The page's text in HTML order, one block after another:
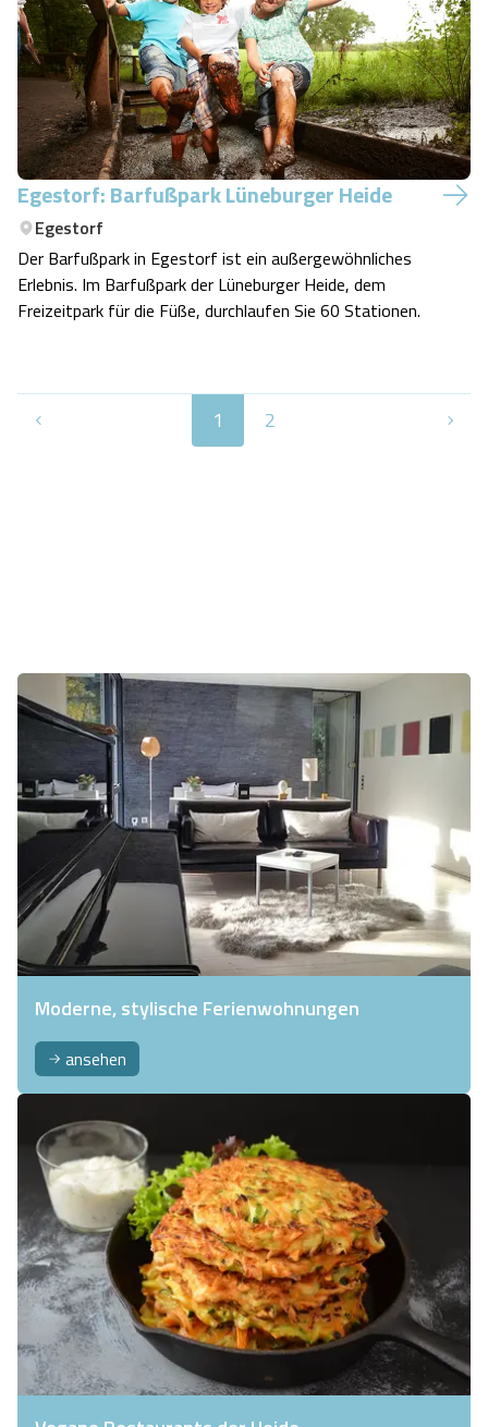
Egestorf: Barfußpark Lüneburger Heide
Egestorf
Der Barfußpark in Egestorf ist ein außergewöhnliches
Erlebnis. Im Barfußpark der Lüneburger Heide, dem
Freizeitpark für die Füße, durchlaufen Sie 60 Stationen.
1 2
Moderne, stylische Ferienwohnungen
ansehen